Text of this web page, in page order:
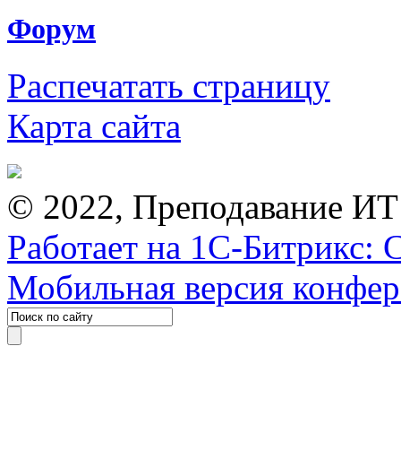
Форум
Распечатать страницу
Карта сайта
© 2022, Преподавание
Работает на 1С-Битрикс:
Мобильная версия